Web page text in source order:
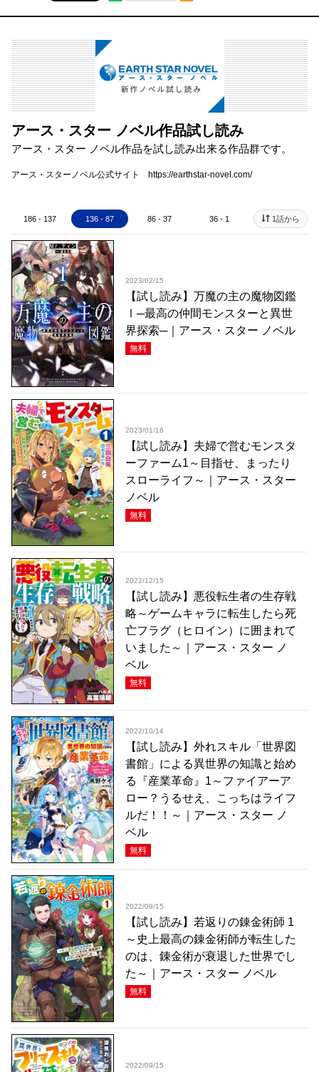
アース・スター ノベル作品試し読み
アース・スター ノベル作品を試し読み出来る作品群です。
アース・スターノベル公式サイト https://earthstar-novel.com/
186 - 137 136 - 87 86 - 37 36 - 1 1話から
2023/02/15
【試し読み】万魔の主の魔物図鑑
Ⅰ─最高の仲間モンスターと異世
界探索─｜アース・スター ノベル
無料
2023/01/16
【試し読み】夫婦で営むモンスタ
ーファーム1～目指せ、まったり
スローライフ～｜アース・スター
ノベル
無料
2022/12/15
【試し読み】悪役転生者の生存戦
略～ゲームキャラに転生したら死
亡フラグ（ヒロイン）に囲まれて
いました～｜アース・スター ノ
ベル
無料
2022/10/14
【試し読み】外れスキル「世界図
書館」による異世界の知識と始め
る『産業革命』1～ファイアーア
ロー？うるせえ、こっちはライフ
ルだ！！～｜アース・スター ノ
ベル
無料
2022/09/15
【試し読み】若返りの錬金術師 1
～史上最高の錬金術師が転生した
のは、錬金術が衰退した世界でし
た～｜アース・スター ノベル
無料
2022/09/15